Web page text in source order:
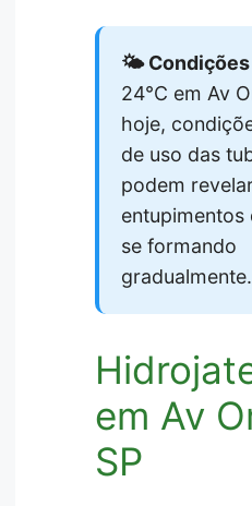
🌤️ Condições
24°C em Av
hoje,
de uso das
podem
entupimentos
se formando
gradualmente.
em Av
SP